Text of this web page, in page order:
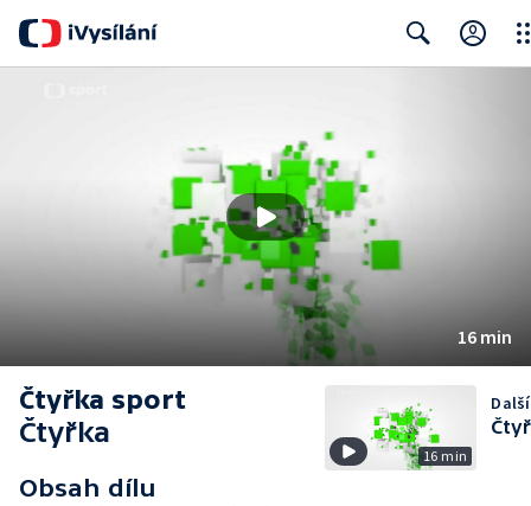
16 min
Čtyřka sport
Čtyřka
Obsah dílu
16 min